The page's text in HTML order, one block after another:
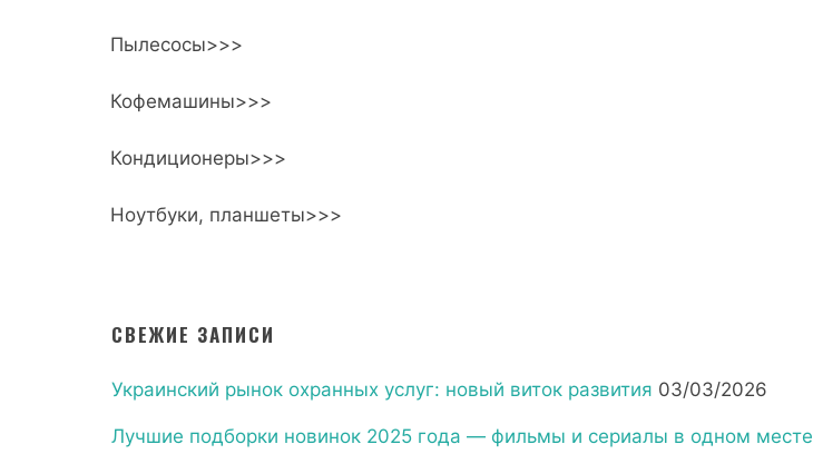
Пылесосы>>>
Кофемашины>>>
Кондиционеры>>>
Ноутбуки, планшеты>>>
СВЕЖИЕ ЗАПИСИ
Украинский рынок охранных услуг: новый виток развития 03/03/2026
Лучшие подборки новинок 2025 года — фильмы и сериалы в одном месте